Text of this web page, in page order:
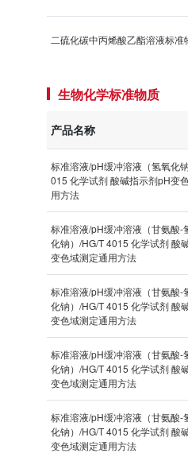
二硫化碳中丙烯酸乙酯溶液标准
生物化学标准物质
产品名称
标准溶液/pH缓冲溶液（氢氧化
015 化学试剂 酸碱指示剂pH变
用方法
标准溶液/pH缓冲溶液（甘氨酸-
化钠）/HG/T 4015 化学试剂 酸
变色域测定通用方法
标准溶液/pH缓冲溶液（甘氨酸-
化钠）/HG/T 4015 化学试剂 酸
变色域测定通用方法
标准溶液/pH缓冲溶液（甘氨酸-
化钠）/HG/T 4015 化学试剂 酸
变色域测定通用方法
标准溶液/pH缓冲溶液（甘氨酸-
化钠）/HG/T 4015 化学试剂 酸
变色域测定通用方法